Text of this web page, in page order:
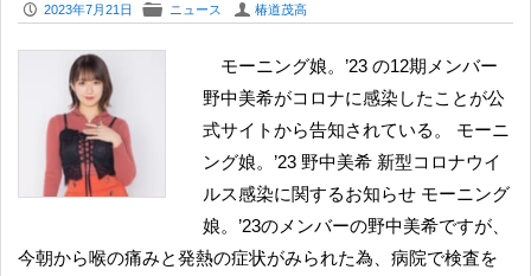
P 2023年7月21日 F ニュース U 椿道茂高
モーニング娘。’23 の12期メンバー
野中美希がコロナに感染したことが公
式サイトから告知されている。 モーニ
ング娘。’23 野中美希 新型コロナウイ
ルス感染に関するお知らせ モーニング
娘。’23のメンバーの野中美希ですが、
今朝から喉の痛みと発熱の症状がみられた為、病院で検査を